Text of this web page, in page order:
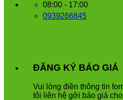
08:00 - 17:00
0939266845
ĐĂNG KÝ BÁO GIÁ
Vui òng điền thông tin
tôi liên hệ gởi báo giá cho